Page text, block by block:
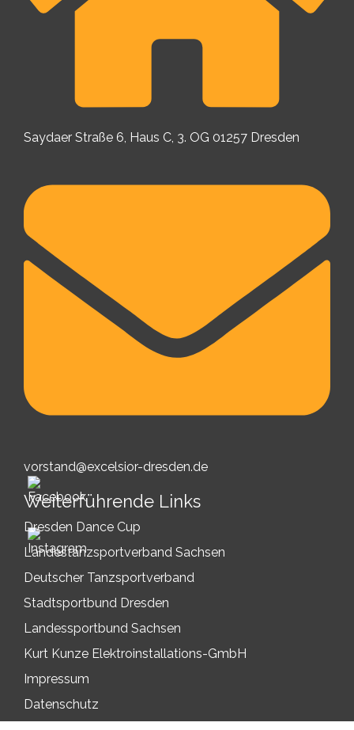
Saydaer Straße 6, Haus C, 3. OG 01257 Dresden
vorstand@excelsior-dresden.de
Weiterführende Links
Dresden Dance Cup
Landestanzsportverband Sachsen
Deutscher Tanzsportverband
Stadtsportbund Dresden
Landessportbund Sachsen
Kurt Kunze Elektroinstallations-GmbH
Impressum
Datenschutz